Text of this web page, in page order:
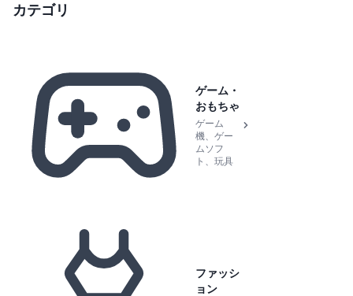
カテゴリ
ゲーム・
おもちゃ
ゲーム
機、ゲー
ムソフ
ト、玩具
ファッシ
ョン